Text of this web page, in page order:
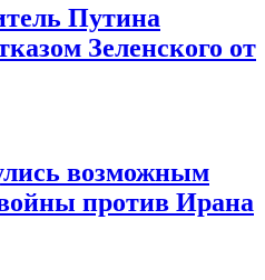
Путина
Зеленского от
возможным
против Ирана